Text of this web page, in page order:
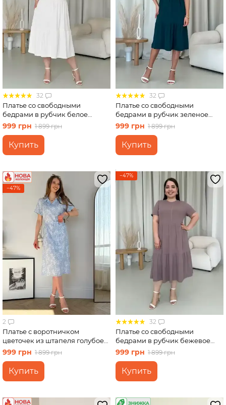
32
Платье со свободными
бедрами в рубчик белое
Merlini Реджо 700001589
размер 2XL-3XL
999 грн 1 899 грн
Купить
32
Платье со свободными
бедрами в рубчик зеленое
Merlini Реджо 700001585
размер L-XL
999 грн 1 899 грн
Купить
−47%
2
Платье с воротничком
цветочек из штапеля голубое
Merlini Тарпи 700002222
размер 2XL-3XL
999 грн 1 899 грн
Купить
−47%
32
Платье со свободными
бедрами в рубчик бежевое
Merlini Реджо 700001582
размер 2XL-3XL
999 грн 1 899 грн
Купить